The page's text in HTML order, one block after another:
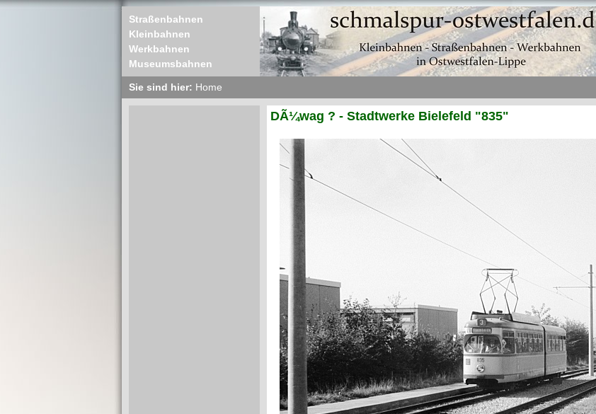
Straßenbahnen
Kleinbahnen
Werkbahnen
Museumsbahnen
Sie sind hier: Home
DÃ¼wag ? - Stadtwerke Bielefeld "835"